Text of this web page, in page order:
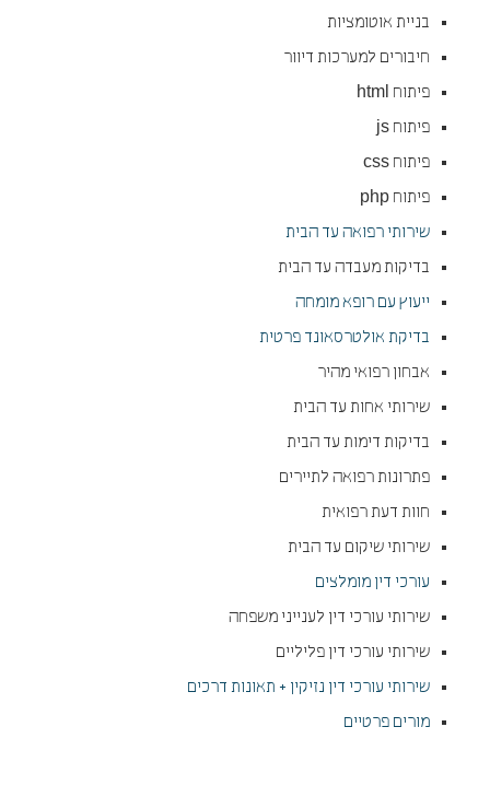
בניית אוטומציות
חיבורים למערכות דיוור
פיתוח html
פיתוח js
פיתוח css
פיתוח php
שירותי רפואה עד הבית
בדיקות מעבדה עד הבית
ייעוץ עם רופא מומחה
בדיקת אולטרסאונד פרטית
אבחון רפואי מהיר
שירותי אחות עד הבית
בדיקות דימות עד הבית
פתרונות רפואה לתיירים
חוות דעת רפואית
שירותי שיקום עד הבית
עורכי דין מומלצים
שירותי עורכי דין לענייני משפחה
שירותי עורכי דין פליליים
שירותי עורכי דין נזיקין + תאונות דרכים
מורים פרטיים